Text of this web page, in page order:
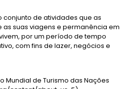
conjunto de atividades que as
suas viagens e permanência em
por um período de tempo
com fins de lazer, negócios e
Mundial de Turismo das Nações